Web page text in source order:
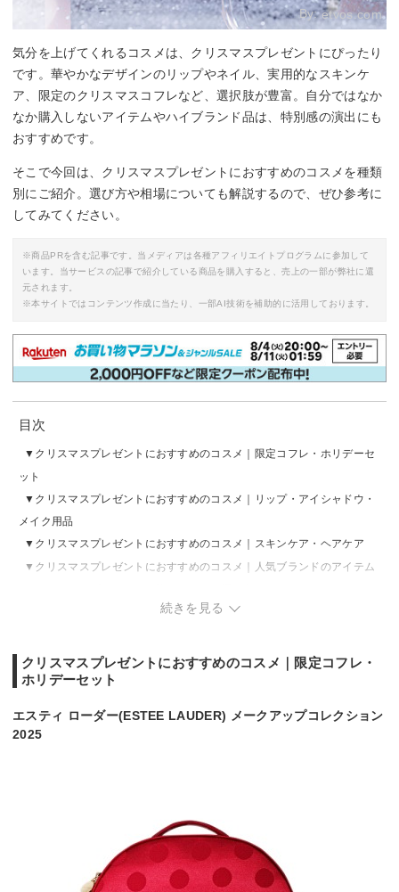
By:etvos.com
気分を上げてくれるコスメは、クリスマスプレゼントにぴったり
です。華やかなデザインのリップやネイル、実用的なスキンケ
ア、限定のクリスマスコフレなど、選択肢が豊富。自分ではなか
なか購入しないアイテムやハイブランド品は、特別感の演出にも
おすすめです。
そこで今回は、クリスマスプレゼントにおすすめのコスメを種類
別にご紹介。選び方や相場についても解説するので、ぜひ参考に
してみてください。
※商品PRを含む記事です。当メディアは各種アフィリエイトプログラムに参加して
います。当サービスの記事で紹介している商品を購入すると、売上の一部が弊社に還
元されます。
※本サイトではコンテンツ作成に当たり、一部AI技術を補助的に活用しております。
目次
クリスマスプレゼントにおすすめのコスメ｜限定コフレ・ホリデーセ
ット
クリスマスプレゼントにおすすめのコスメ｜リップ・アイシャドウ・
メイク用品
クリスマスプレゼントにおすすめのコスメ｜スキンケア・ヘアケア
クリスマスプレゼントにおすすめのコスメ｜人気ブランドのアイテム
クリスマスプレゼントとして贈るコスメの相場は？
続きを見る
クリスマスプレゼントにおすすめのコスメ｜限定コフレ・
ホリデーセット
エスティ ローダー(ESTEE LAUDER) メークアップコレクション
2025